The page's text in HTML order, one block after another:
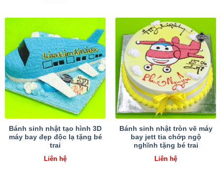
Bánh sinh nhật tạo hình 3D
máy bay đẹp độc lạ tặng bé
trai
Liên hệ
Bánh sinh nhật tròn vẽ máy
bay jett tia chớp ngộ
nghĩnh tặng bé trai
Liên hệ